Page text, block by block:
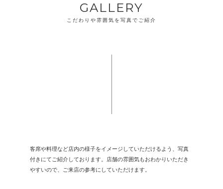
GALLERY
こだわりや雰囲気を写真でご紹介
客席や料理など店内の様子をイメージしていただけるよう、写真
付きにてご紹介しております。店舗の雰囲気もおわかりいただき
やすいので、ご来店の参考にしていただけます。